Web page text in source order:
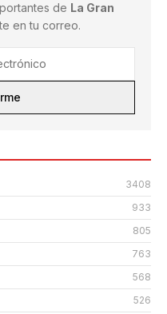
3408
933
805
763
568
526
de La Gran
en tu correo.